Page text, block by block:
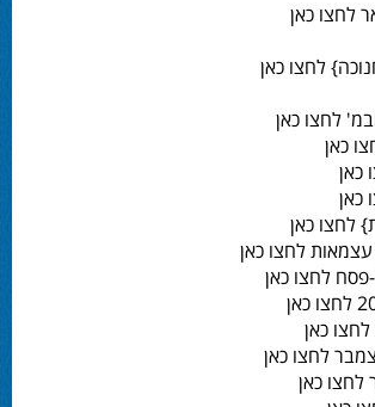
לחצו כאן
לחצו כאן
לחצו כאן
כאן
כאן
כאן
לחצו כאן
עצמאות לחצו כאן
פסח לחצו כאן
לחצו כאן
לחצו כאן